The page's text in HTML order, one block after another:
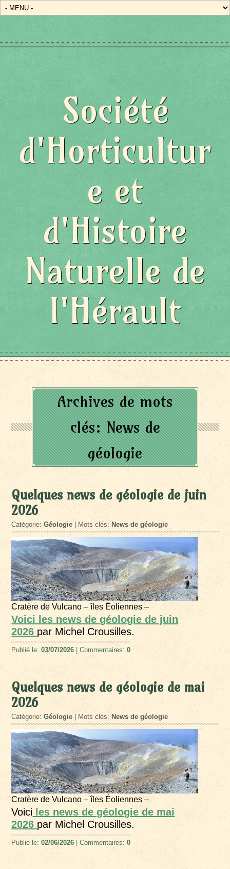
Société
d'Horticultur
e et
d'Histoire
Naturelle de
l'Hérault
Archives de mots
clés:News de
géologie
Quelques news de géologie de juin
2026
Catégorie:Géologie | Mots clés: News de géologie
Cratère de Vulcano – îles Éoliennes –
Voici les news de géologie de juin
2026 par Michel Crousilles.
Publié le:03/07/2026 | Commentaires:0
Quelques news de géologie de mai
2026
Catégorie:Géologie | Mots clés: News de géologie
Cratère de Vulcano – îles Éoliennes –
Voici les news de géologie de mai
2026 par Michel Crousilles.
Publié le:02/06/2026 | Commentaires:0